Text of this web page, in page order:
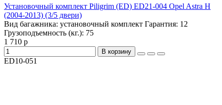
Установочный комплект Piligrim (ED) ED21-004 Opel Astra H
(2004-2013) (3/5 двери)
Вид багажника: установочный комплект Гарантия: 12
Грузоподъемность (кг.): 75
1 710 р
В корзину
ED10-051